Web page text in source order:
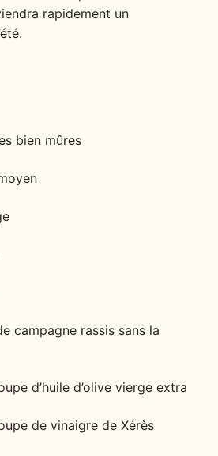
rapidement un
bien mûres
campagne rassis sans la
d’huile d’olive vierge extra
de vinaigre de Xérès